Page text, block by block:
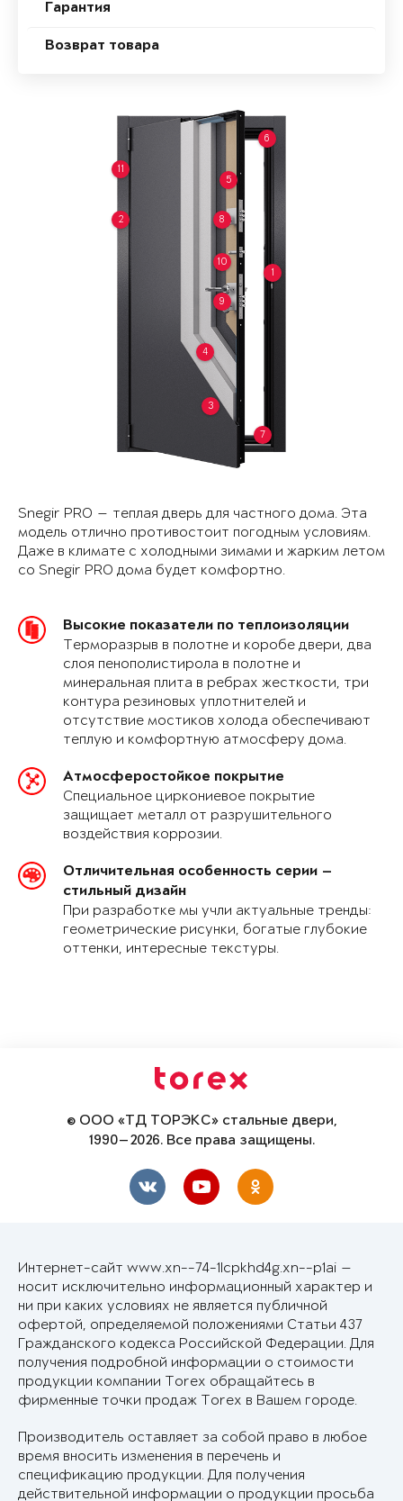
Гарантия
Возврат товара
1
2
3
4
5
6
7
8
9
10
11
Snegir PRO — теплая дверь для частного дома. Эта
модель отлично противостоит погодным условиям.
Даже в климате с холодными зимами и жарким летом
со Snegir PRO дома будет комфортно.
Высокие показатели по теплоизоляции
Терморазрыв в полотне и коробе двери, два
слоя пенополистирола в полотне и
минеральная плита в ребрах жесткости, три
контура резиновых уплотнителей и
отсутствие мостиков холода обеспечивают
теплую и комфортную атмосферу дома.
Атмосферостойкое покрытие
Специальное циркониевое покрытие
защищает металл от разрушительного
воздействия коррозии.
Отличительная особенность серии —
стильный дизайн
При разработке мы учли актуальные тренды:
геометрические рисунки, богатые глубокие
оттенки, интересные текстуры.
© ООО «ТД ТОРЭКС» стальные двери,
1990—2026. Все права защищены.
Интернет-сайт www.xn--74-1lcpkhd4g.xn--p1ai —
носит исключительно информационный характер и
ни при каких условиях не является публичной
офертой, определяемой положениями Статьи 437
Гражданского кодекса Российской Федерации. Для
получения подробной информации о стоимости
продукции компании Torex обращайтесь в
фирменные точки продаж Torex в Вашем городе.
Производитель оставляет за собой право в любое
время вносить изменения в перечень и
спецификацию продукции. Для получения
действительной информации о продукции просьба